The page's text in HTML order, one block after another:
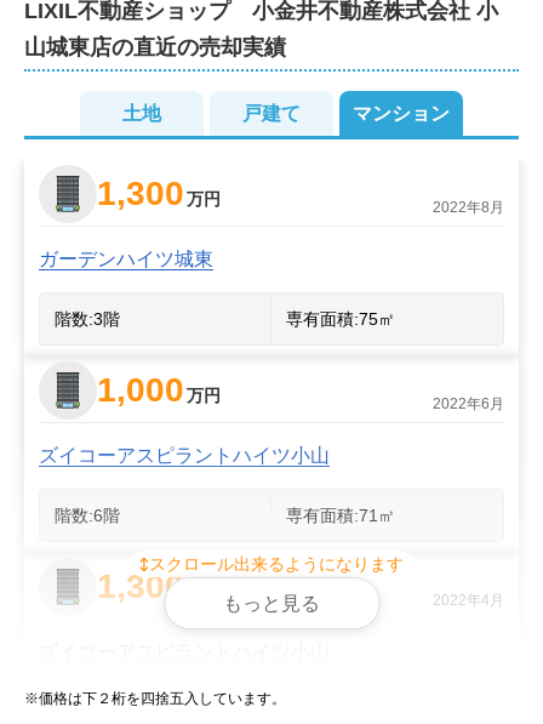
店舗へのご来店がむずかしい場合は、オンラインでのご
相談も可能です。不動産に関することなら、いつでもお
LIXIL不動産ショップ　小金井不動産株式会社 小
山城東店の直近の売却実績
土地 戸建て マンション
1,300万円 2022年8月
ガーデンハイツ城東
階数:3階 専有面積:75㎡
1,000万円 2022年6月
ズイコーアスピラントハイツ小山
階数:6階 専有面積:71㎡
1,300 2022年4月
階数: 階
スクロール出来るようになります
もっと見る
※価格は下２桁を四捨五入しています。